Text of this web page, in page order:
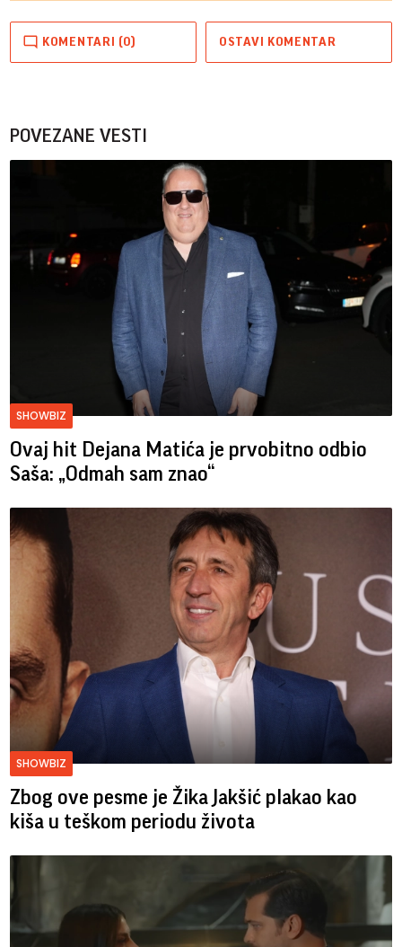
KOMENTARI (0) OSTAVI KOMENTAR
POVEZANE VESTI
SHOWBIZ
Ovaj hit Dejana Matića je prvobitno odbio
Saša: „Odmah sam znao“
SHOWBIZ
Zbog ove pesme je Žika Jakšić plakao kao
kiša u teškom periodu života